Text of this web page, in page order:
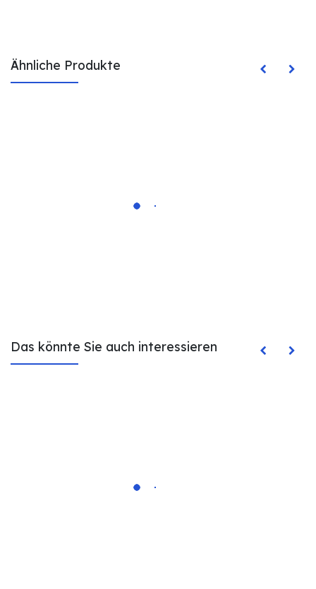
Ähnliche Produkte
Das könnte Sie auch interessieren